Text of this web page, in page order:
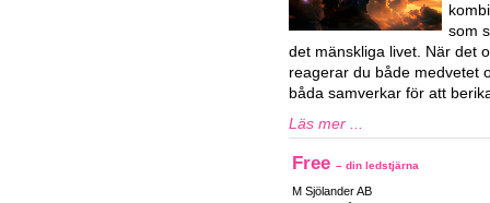
som
det mänskliga livet. När det
reagerar du både medvetet
båda samverkar för att
Läs mer ...
Free – din ledstjärna
M Sjölander AB